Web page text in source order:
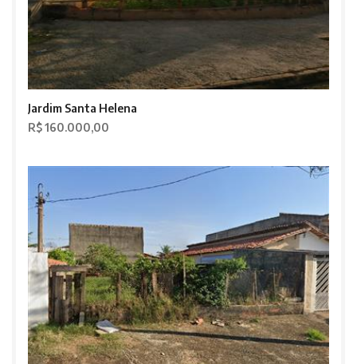
Jardim Santa Helena
R$ 160.000,00